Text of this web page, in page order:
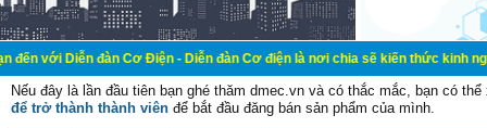
đàn Cơ Điện - Diễn đàn Cơ điện là nơi chia sẽ kiến thức kinh nghiệm
Nếu đây là lần đầu tiên bạn ghé thăm dmec.vn và có thắc mắc, bạn có
để trở thành thành viên để bắt đầu đăng bán sản phẩm của mình.